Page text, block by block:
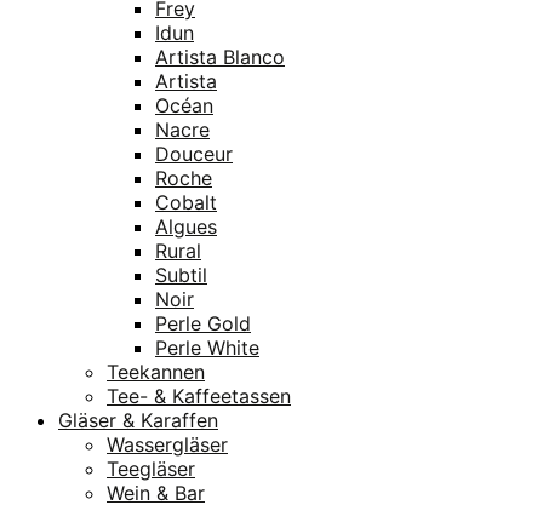
Frey
Idun
Artista Blanco
Artista
Océan
Nacre
Douceur
Roche
Cobalt
Algues
Rural
Subtil
Noir
Perle Gold
Perle White
Teekannen
Tee- & Kaffeetassen
Gläser & Karaffen
Wassergläser
Teegläser
Wein & Bar